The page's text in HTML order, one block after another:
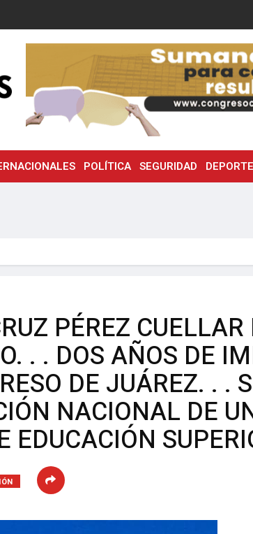
POLÍTICA SEGURIDAD
PÉREZ
. . DOS AÑOS DE
DE JUÁREZ. . .
NACIONAL DE
EDUCACIÓN